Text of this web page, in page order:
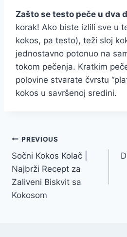
Zašto se testo peče u dva
korak! Ako biste izlili sve u
kokos, pa testo), teži sloj
jednostavno potonuo na
tokom pečenja. Kratkim
polovine stvarate čvrstu
kokos u savršenoj sredini.
Post
navigation
PREVIOUS
Sočni Kokos Kolač |
Najbrži Recept za
Zaliveni Biskvit sa
Kokosom